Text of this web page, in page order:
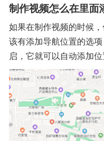
制作视频怎么在里面
如果在制作视频的时候
该有添加导航位置的选
启，它就可以自动添加位